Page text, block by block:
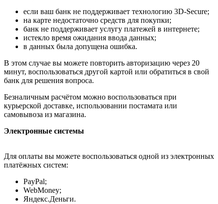
если ваш банк не поддерживает технологию 3D-Secure;
на карте недостаточно средств для покупки;
банк не поддерживает услугу платежей в интернете;
истекло время ожидания ввода данных;
в данных была допущена ошибка.
В этом случае вы можете повторить авторизацию через 20
минут, воспользоваться другой картой или обратиться в свой
банк для решения вопроса.
Безналичным расчётом можно воспользоваться при
курьерской доставке, использовании постамата или
самовывоза из магазина.
Электронные системы
Для оплаты вы можете воспользоваться одной из электронных
платёжных систем:
PayPal;
WebMoney;
Яндекс.Деньги.